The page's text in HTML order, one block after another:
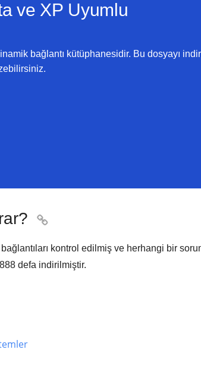
ve XP Uyumlu
bağlantı kütüphanesidir. Bu dosyayı

kontrol edilmiş ve herhangi bir
888 defa indirilmiştir.